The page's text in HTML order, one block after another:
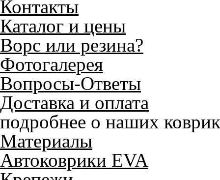
Контакты
Каталог и цены
Ворс или резина?
Фотогалерея
Вопросы-Ответы
Доставка и оплата
подробнее о наших
Материалы
Автоковрики EVA